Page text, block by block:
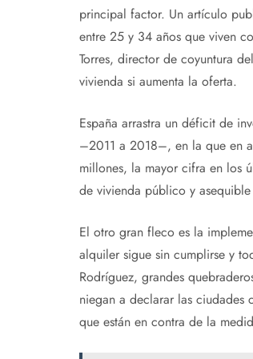
principal factor. Un artículo
entre 25 y 34 años que viven
Torres, director de coyuntura
vivienda si aumenta la oferta.
España arrastra un déficit de
–2011 a 2018–, en la que en
millones, la mayor cifra en los
de vivienda público y
El otro gran fleco es la
alquiler sigue sin cumplirse y
Rodríguez, grandes
niegan a declarar las ciudades
que están en contra de la